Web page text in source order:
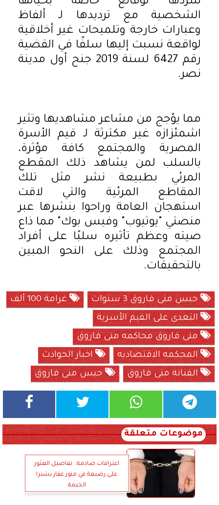
الشخصية مع ترديدها لـ ألفاظ
وعبارات خارجة وتلميحات غير أخلاقية
لواقعة نسبت إليها سلفًا في القضية
رقم 6427 لسنة 2019 جنح أول مدينة
نصر.
مما يؤجج من مشاعر مشاهديها وتثير
اشمئزازه غير مكترثة لـ قيم الأسرة
المصرية والمجتمع كافة مؤثرة،
بالسلب لمن يشاهد ذلك المقطع
المرئي بطبيعة نشر مثل تلك
المقاطع المرئية والتي لاقت
استهجان العامة وراحوا بنشرها عبر
منصتي "يوتيوب" وفيس بوك" مما ذاع
صيته وعظم تأثيره سلبًا على أفراد
المجتمع وذلك على النحو المبين
بالتحقيقات.
حبس منى فاروق 3 سنوات
غرامة 100 ألف
التعدى على القيم الأسرية
منى فاروق محاكمه منى فاروق
المحكمه الاقتصاديه
اخبار الحوادث
الفنانة منى فاروق
حبس منى فاروق
موضوعات متعلقة
اعترافات صادمة.. تفاصيل العثور
على رضيعة في منور عقار بشبرا
الخيمة